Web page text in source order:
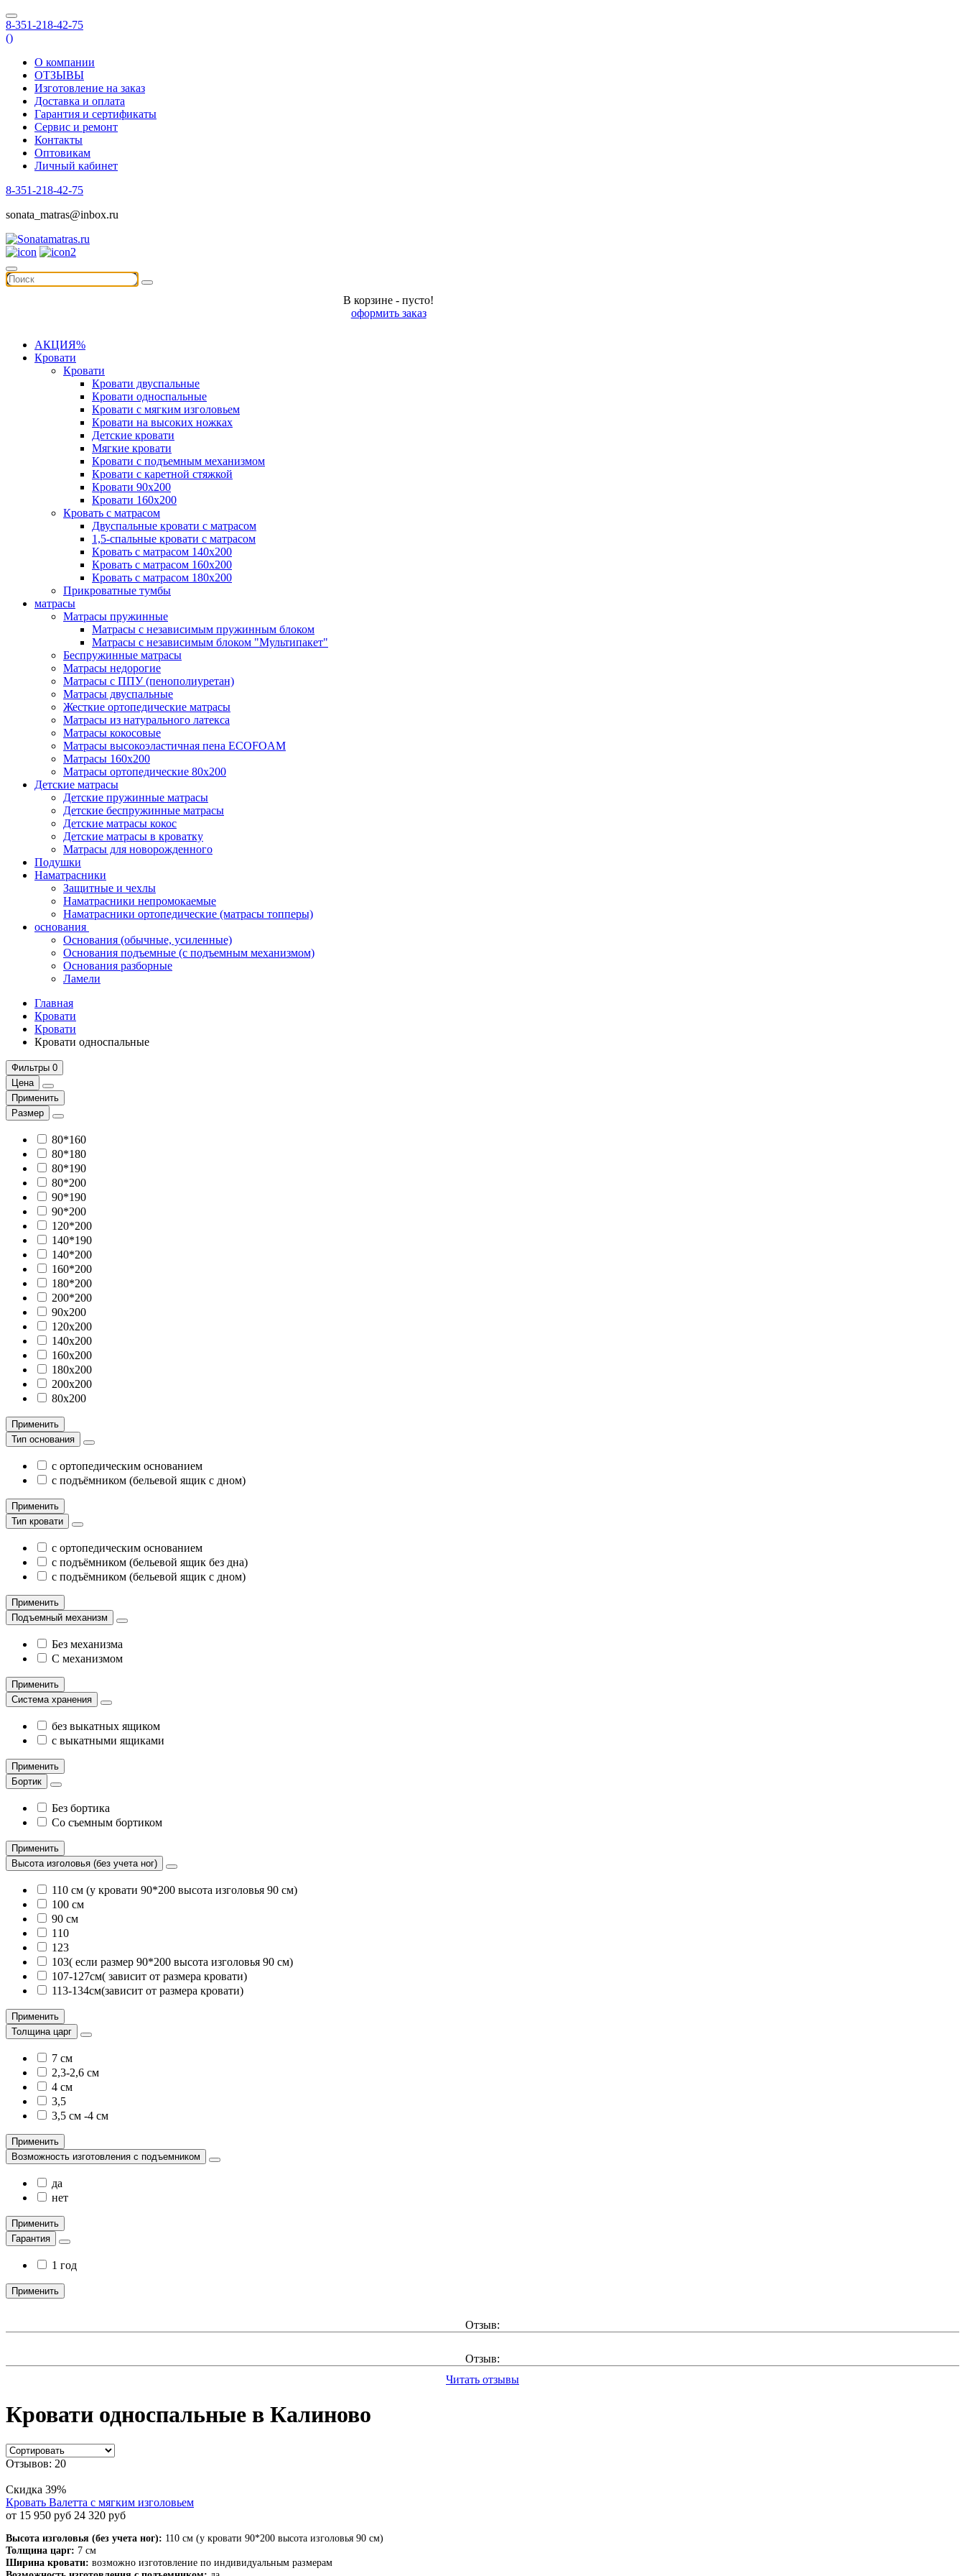
8-351-218-42-75
()
О компании
ОТЗЫВЫ
Изготовление на заказ
Доставка и оплата
Гарантия и сертификаты
Сервис и ремонт
Контакты
Оптовикам
Личный кабинет
8-351-218-42-75
sonata_matras@inbox.ru
В корзине - пусто!
оформить заказ
АКЦИЯ%
Кровати
Кровати
Кровати двуспальные
Кровати односпальные
Кровати с мягким изголовьем
Кровати на высоких ножках
Детские кровати
Мягкие кровати
Кровати с подъемным механизмом
Кровати с каретной стяжкой
Кровати 90х200
Кровати 160х200
Кровать с матрасом
Двуспальные кровати с матрасом
1,5-спальные кровати с матрасом
Кровать с матрасом 140х200
Кровать с матрасом 160х200
Кровать с матрасом 180х200
Прикроватные тумбы
матрасы
Матрасы пружинные
Матрасы с независимым пружинным блоком
Матрасы с независимым блоком "Мультипакет"
Беспружинные матрасы
Матрасы недорогие
Матрасы с ППУ (пенополиуретан)
Матрасы двуспальные
Жесткие ортопедические матрасы
Матрасы из натурального латекса
Матрасы кокосовые
Матрасы высокоэластичная пена ECOFOAM
Матрасы 160х200
Матрасы ортопедические 80х200
Детские матрасы
Детские пружинные матрасы
Детские беспружинные матрасы
Детские матрасы кокос
Детские матрасы в кроватку
Матрасы для новорожденного
Подушки
Наматрасники
Защитные и чехлы
Наматрасники непромокаемые
Наматрасники ортопедические (матрасы топперы)
основания
Основания (обычные, усиленные)
Основания подъемные (с подъемным механизмом)
Основания разборные
Ламели
Главная
Кровати
Кровати
Кровати односпальные
Фильтры 0
Цена
Применить
Размер
80*160
80*180
80*190
80*200
90*190
90*200
120*200
140*190
140*200
160*200
180*200
200*200
90х200
120х200
140х200
160х200
180х200
200х200
80х200
Применить
Тип основания
с ортопедическим основанием
с подъёмником (бельевой ящик с дном)
Применить
Тип кровати
с ортопедическим основанием
с подъёмником (бельевой ящик без дна)
с подъёмником (бельевой ящик с дном)
Применить
Подъемный механизм
Без механизма
С механизмом
Применить
Система хранения
без выкатных ящиком
с выкатными ящиками
Применить
Бортик
Без бортика
Со съемным бортиком
Применить
Высота изголовья (без учета ног)
110 см (у кровати 90*200 высота изголовья 90 см)
100 см
90 см
110
123
103( если размер 90*200 высота изголовья 90 см)
107-127см( зависит от размера кровати)
113-134см(зависит от размера кровати)
Применить
Толщина царг
7 см
2,3-2,6 см
4 см
3,5
3,5 см -4 см
Применить
Возможность изготовления с подъемником
да
нет
Применить
Гарантия
1 год
Применить
Отзыв:
Отзыв:
Читать отзывы
Кровати односпальные в Калиново
Отзывов: 20
Скидка 39%
Кровать Валетта с мягким изголовьем
от 15 950 руб 24 320 руб
Высота изголовья (без учета ног): 110 см (у кровати 90*200 высота изголовья 90 см)
Толщина царг: 7 см
Ширина кровати: возможно изготовление по индивидуальным размерам